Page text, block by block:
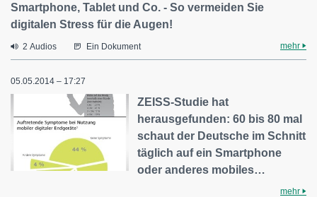
Smartphone, Tablet und Co. - So vermeiden Sie
digitalen Stress für die Augen!
2 Audios Ein Dokument mehr
05.05.2014 – 17:27
ZEISS-Studie hat
herausgefunden: 60 bis 80 mal
schaut der Deutsche im Schnitt
täglich auf ein Smartphone
oder anderes mobiles…
mehr